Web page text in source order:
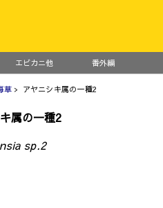
エビカニ他 番外編
草> アヤニシキ属の一種2
属の一種2
sp.2